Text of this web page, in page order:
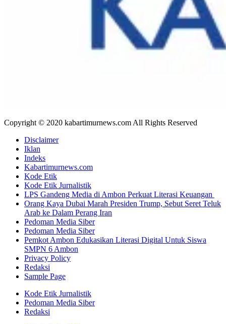
Copyright © 2020 kabartimurnews.com All Rights Reserved
Disclaimer
Iklan
Indeks
Kabartimurnews.com
Kode Etik
Kode Etik Jurnalistik
LPS Gandeng Media di Ambon Perkuat Literasi Keuangan
Orang Kaya Dubai Marah Presiden Trump, Sebut Seret Teluk
Arab ke Dalam Perang Iran
Pedoman Media Siber
Pedoman Media Siber
Pemkot Ambon Edukasikan Literasi Digital Untuk Siswa
SMPN 6 Ambon
Privacy Policy
Redaksi
Sample Page
Kode Etik Jurnalistik
Pedoman Media Siber
Redaksi